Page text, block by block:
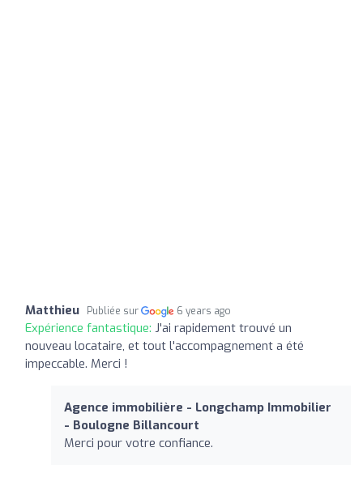
Matthieu Publiée sur 6 years ago
Expérience fantastique: J'ai rapidement trouvé un
nouveau locataire, et tout l'accompagnement a été
impeccable. Merci !
Agence immobilière - Longchamp Immobilier
- Boulogne Billancourt
Merci pour votre confiance.